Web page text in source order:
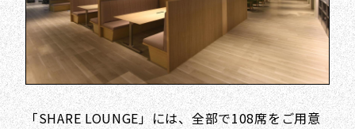
「SHARE LOUNGE」には、全部で108席をご用意